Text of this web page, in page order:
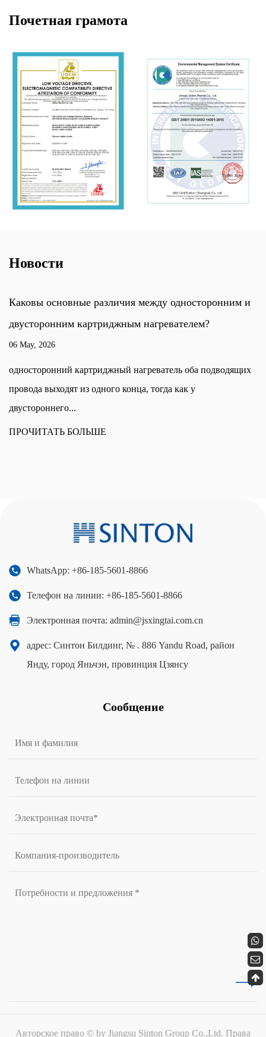
Почетная грамота
Новости
Каковы основные различия между односторонним и
двусторонним картриджным нагревателем?
06 May, 2026
односторонний картриджный нагреватель оба подводящих
провода выходят из одного конца, тогда как у
двустороннего...
ПРОЧИТАТЬ БОЛЬШЕ
WhatsApp: +86-185-5601-8866
Телефон на линии: +86-185-5601-8866
Электронная почта: admin@jsxingtai.com.cn
адрес: Синтон Билдинг, № . 886 Yandu Road, район
Янду, город Яньчэн, провинция Цзянсу
Сообщение
Авторское право © by Jiangsu Sinton Group Co.,Ltd. Права